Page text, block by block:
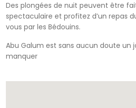
Des plongées de nuit peuvent être
spectaculaire et profitez d’un repas
vous par les Bédouins.
Abu Galum est sans aucun doute un
manquer